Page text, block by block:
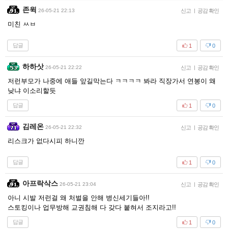
존윅 26-05-21 22:13 신고 | 공감 확인
미친 ㅆㅂ
답글 0
1
하하삿 26-05-21 22:22 신고 | 공감 확인
저런부모가 나중에 애들 앞길막는다 ㅋㅋㅋㅋ 봐라 직장가서 연봉이 왜
낮냐 이소리할듯
답글 0
1
김레온 26-05-21 22:32 신고 | 공감 확인
리스크가 없다시피 하니깐
답글 0
1
아프락삭스 26-05-21 23:04 신고 | 공감 확인
아니 시발 저런걸 왜 처벌을 안해 병신세기들아!!
스토킹이나 업무방해 교권침해 다 갖다 붙혀서 조지라고!!
답글 0
1